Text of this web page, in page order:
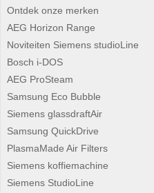
Ontdek onze merken
AEG Horizon Range
Noviteiten Siemens studioLine
Bosch i-DOS
AEG ProSteam
Samsung Eco Bubble
Siemens glassdraftAir
Samsung QuickDrive
PlasmaMade Air Filters
Siemens koffiemachine
Siemens StudioLine